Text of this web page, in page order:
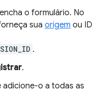
o formulário. No
sua origem ou ID
.
.
o a todas as